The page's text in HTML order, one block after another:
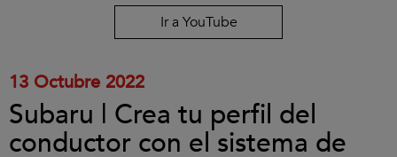
Ir a YouTube
13 Octubre 2022
Subaru | Crea tu perfil del
conductor con el sistema de